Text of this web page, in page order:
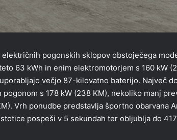
pogonskih sklopov obstoječega
63 kWh in enim elektromotorjem s 160 kW
večjo 87-kilovatno baterijo. Največ
s 178 kW (238 KM), nekoliko manj
Vrh ponudbe predstavlja športno obarvana
pospeši v 5 sekundah ter obljublja do 417